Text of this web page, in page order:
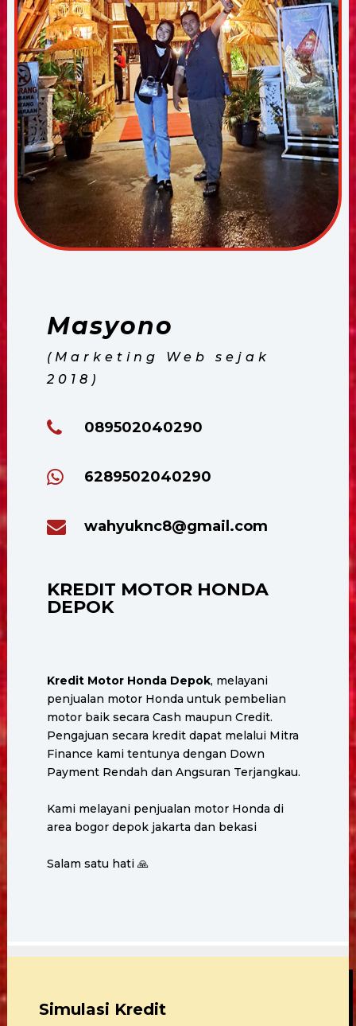
Masyono
(Marketing Web sejak
2018)
089502040290
6289502040290
wahyuknc8@gmail.com
KREDIT MOTOR HONDA
DEPOK
Kredit Motor Honda Depok, melayani
penjualan motor Honda untuk pembelian
motor baik secara Cash maupun Credit.
Pengajuan secara kredit dapat melalui Mitra
Finance kami tentunya dengan Down
Payment Rendah dan Angsuran Terjangkau.
Kami melayani penjualan motor Honda di
area bogor depok jakarta dan bekasi
Salam satu hati 🙏
Simulasi Kredit